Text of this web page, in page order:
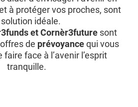
à protéger vos proches, sont
solution idéale.
et Cornèr3futuresont
de prévoyancequi vous
face à l’avenir l’esprit
tranquille.